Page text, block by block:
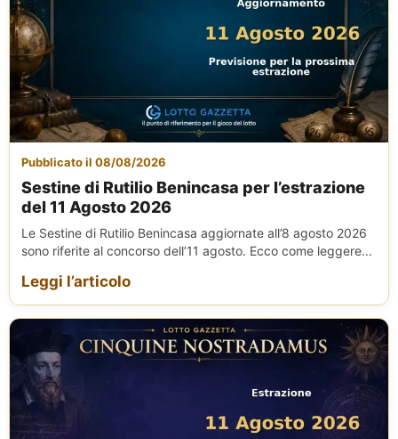
Pubblicato il 08/08/2026
Sestine di Rutilio Benincasa per l’estrazione
del 11 Agosto 2026
Le Sestine di Rutilio Benincasa aggiornate all’8 agosto 2026
sono riferite al concorso dell’11 agosto. Ecco come leggere...
Leggi l’articolo